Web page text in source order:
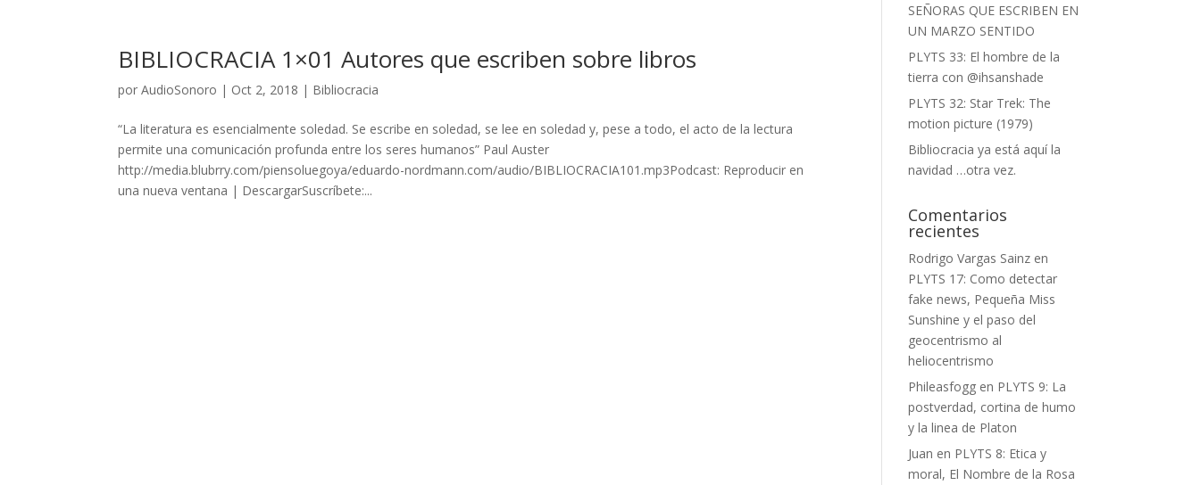
BIBLIOCRACIA 1×01 Autores que escriben sobre libros
por AudioSonoro | Oct 2, 2018 | Bibliocracia
“La literatura es esencialmente soledad. Se escribe en soledad, se lee en soledad y, pese a todo, el acto de la lectura
permite una comunicación profunda entre los seres humanos” Paul Auster
http://media.blubrry.com/piensoluegoya/eduardo-nordmann.com/audio/BIBLIOCRACIA101.mp3Podcast: Reproducir en
una nueva ventana | DescargarSuscríbete:...
SEÑORAS QUE ESCRIBEN EN
UN MARZO SENTIDO
PLYTS 33: El hombre de la
tierra con @ihsanshade
PLYTS 32: Star Trek: The
motion picture (1979)
Bibliocracia ya está aquí la
navidad …otra vez.
Comentarios
recientes
Rodrigo Vargas Sainz en
PLYTS 17: Como detectar
fake news, Pequeña Miss
Sunshine y el paso del
geocentrismo al
heliocentrismo
Phileasfogg en PLYTS 9: La
postverdad, cortina de humo
y la linea de Platon
Juan en PLYTS 8: Etica y
moral, El Nombre de la Rosa